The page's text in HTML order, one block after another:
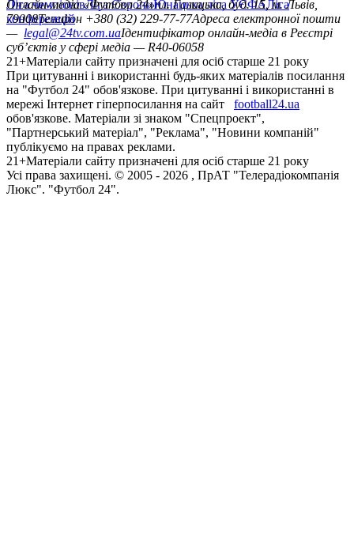
Ліга чемпіонівЛіга ЄвропиЮнацька ліга УЄФАЛіга
конференцій
Онлайн-медіа «Футбол 24»пл. Галицька, буд. 15, м. Львів,
79008Телефон +380 (32) 229-77-77Адреса електронної пошти
— legal@24tv.com.uaІдентифікатор онлайн-медіа в Реєстрі
суб’єктів у сфері медіа — R40-06058
21+Матеріали сайту призначені для осіб старше 21 року
При цитуванні і використанні будь-яких матеріалів посилання
на "Футбол 24" обов'язкове. При цитуванні і використанні в
мережі Інтернет гіперпосилання на сайт
football24.ua
обов'язкове. Матеріали зі знаком "Спецпроект",
"Партнерський матеріал", "Реклама", "Новини компаній"
публікуємо на правах реклами.
21+Матеріали сайту призначені для осіб старше 21 року
Усi права захищенi. © 2005 - 2026 , ПрАТ "Телерадіокомпанія
Люкс". "Футбол 24".